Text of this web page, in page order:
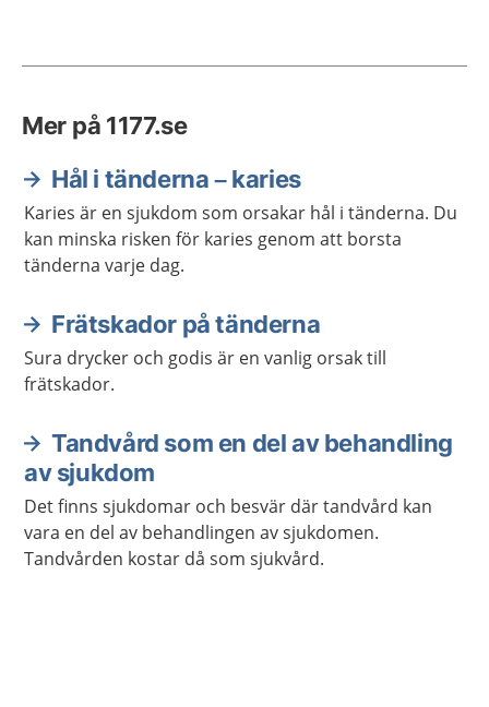
Mer på 1177.se
Hål i tänderna – karies
Karies är en sjukdom som orsakar hål i tänderna. Du
kan minska risken för karies genom att borsta
tänderna varje dag.
Frätskador på tänderna
Sura drycker och godis är en vanlig orsak till
frätskador.
Tandvård som en del av behandling
av sjukdom
Det finns sjukdomar och besvär där tandvård kan
vara en del av behandlingen av sjukdomen.
Tandvården kostar då som sjukvård.